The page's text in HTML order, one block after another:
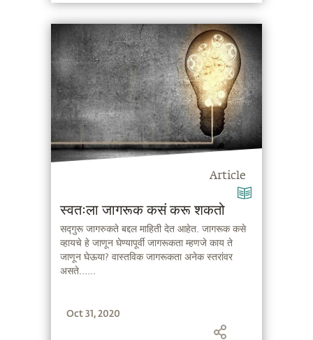
Article
स्वतःला जागरूक कसं करू शकतो
सद्गुरू जागरुकते बद्दल माहिती देत आहेत. जागरूक कसे
व्हायचे हे जाणून घेण्यापूर्वी जागरूकता म्हणजे काय ते
जाणून घेऊया? वास्तविक जागरूकता अनेक स्तरांवर
असते......
Oct 31, 2020